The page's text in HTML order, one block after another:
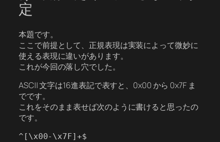
定
本題です。
ここで前提として、正規表現は実装によって微妙に
使える表現に違いがあります。
これが今回の落し穴でした。
ASCII 文字は16進表記で表すと、0x00 から 0x7F ま
でです。
これをそのまま表せば次のように書けると思ったの
です。